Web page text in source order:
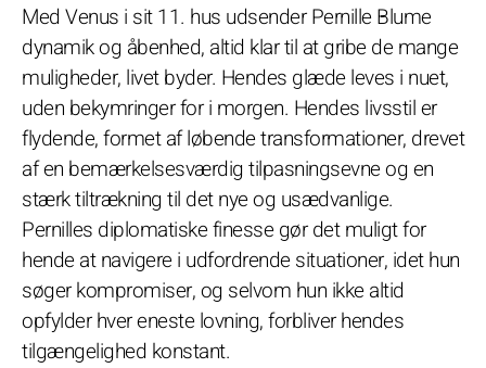
Med Venus i sit 11. hus udsender Pernille Blume
dynamik og åbenhed, altid klar til at gribe de mange
muligheder, livet byder. Hendes glæde leves i nuet,
uden bekymringer for i morgen. Hendes livsstil er
flydende, formet af løbende transformationer, drevet
af en bemærkelsesværdig tilpasningsevne og en
stærk tiltrækning til det nye og usædvanlige.
Pernilles diplomatiske finesse gør det muligt for
hende at navigere i udfordrende situationer, idet hun
søger kompromiser, og selvom hun ikke altid
opfylder hver eneste lovning, forbliver hendes
tilgængelighed konstant.